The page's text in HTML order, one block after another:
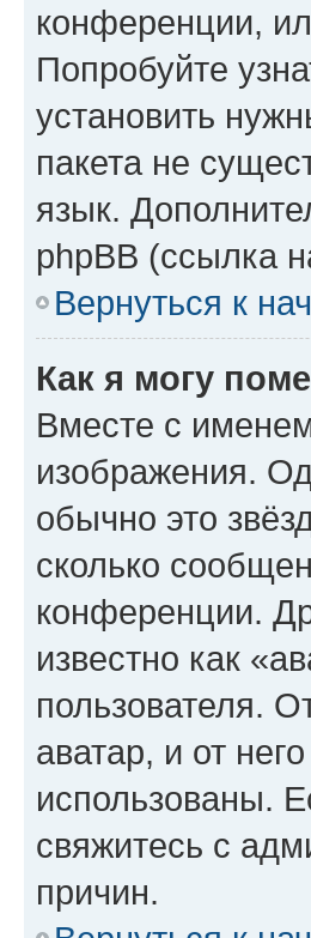
конференции,
Попробуйте
установить
пакета не
язык.
phpBB (ссылка
Вернуться к
Как я могу
Вместе с
изображения.
обычно это
сколько
конференции.
известно как
пользователя.
аватар, и от
использованы.
свяжитесь с
причин.